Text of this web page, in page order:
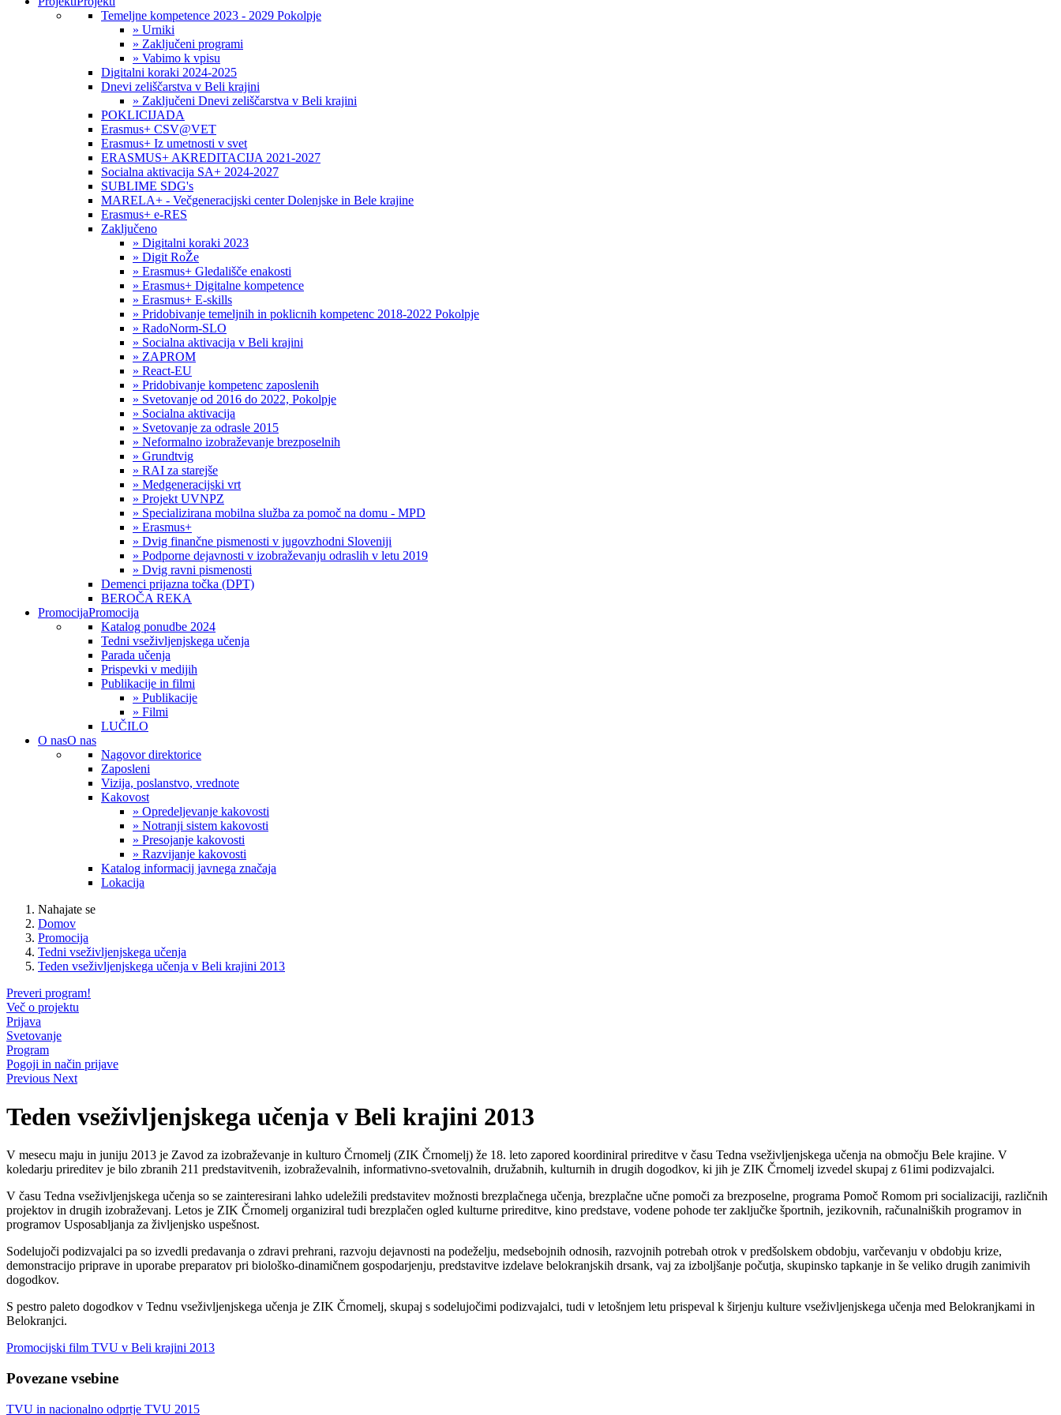
Temeljne kompetence 2023 - 2029 Pokolpje
» Urniki
» Zaključeni programi
» Vabimo k vpisu
Digitalni koraki 2024-2025
Dnevi zeliščarstva v Beli krajini
» Zaključeni Dnevi zeliščarstva v Beli krajini
POKLICIJADA
Erasmus+ CSV@VET
Erasmus+ Iz umetnosti v svet
ERASMUS+ AKREDITACIJA 2021-2027
Socialna aktivacija SA+ 2024-2027
SUBLIME SDG's
MARELA+ - Večgeneracijski center Dolenjske in Bele krajine
Erasmus+ e-RES
Zaključeno
» Digitalni koraki 2023
» Digit RoŽe
» Erasmus+ Gledališče enakosti
» Erasmus+ Digitalne kompetence
» Erasmus+ E-skills
» Pridobivanje temeljnih in poklicnih kompetenc 2018-2022 Pokolpje
» RadoNorm-SLO
» Socialna aktivacija v Beli krajini
» ZAPROM
» React-EU
» Pridobivanje kompetenc zaposlenih
» Svetovanje od 2016 do 2022, Pokolpje
» Socialna aktivacija
» Svetovanje za odrasle 2015
» Neformalno izobraževanje brezposelnih
» Grundtvig
» RAI za starejše
» Medgeneracijski vrt
» Projekt UVNPZ
» Specializirana mobilna služba za pomoč na domu - MPD
» Erasmus+
» Dvig finančne pismenosti v jugovzhodni Sloveniji
» Podporne dejavnosti v izobraževanju odraslih v letu 2019
» Dvig ravni pismenosti
Demenci prijazna točka (DPT)
BEROČA REKA
PromocijaPromocija
Katalog ponudbe 2024
Tedni vseživljenjskega učenja
Parada učenja
Prispevki v medijih
Publikacije in filmi
» Publikacije
» Filmi
LUČILO
O nasO nas
Nagovor direktorice
Zaposleni
Vizija, poslanstvo, vrednote
Kakovost
» Opredeljevanje kakovosti
» Notranji sistem kakovosti
» Presojanje kakovosti
» Razvijanje kakovosti
Katalog informacij javnega značaja
Lokacija
Nahajate se
Domov
Promocija
Tedni vseživljenjskega učenja
Teden vseživljenjskega učenja v Beli krajini 2013
Preveri program!
Več o projektu
Prijava
Svetovanje
Program
Pogoji in način prijave
Previous Next
Teden vseživljenjskega učenja v Beli krajini 2013
V mesecu maju in juniju 2013 je Zavod za izobraževanje in kulturo Črnomelj (ZIK Črnomelj) že 18. leto zapored koordiniral prireditve v času Tedna vseživljenjskega učenja na območju Bele krajine. V
koledarju prireditev je bilo zbranih 211 predstavitvenih, izobraževalnih, informativno-svetovalnih, družabnih, kulturnih in drugih dogodkov, ki jih je ZIK Črnomelj izvedel skupaj z 61imi podizvajalci.
V času Tedna vseživljenjskega učenja so se zainteresirani lahko udeležili predstavitev možnosti brezplačnega učenja, brezplačne učne pomoči za brezposelne, programa Pomoč Romom pri socializaciji, različnih
projektov in drugih izobraževanj. Letos je ZIK Črnomelj organiziral tudi brezplačen ogled kulturne prireditve, kino predstave, vodene pohode ter zaključke športnih, jezikovnih, računalniških programov in
programov Usposabljanja za življenjsko uspešnost.
Sodelujoči podizvajalci pa so izvedli predavanja o zdravi prehrani, razvoju dejavnosti na podeželju, medsebojnih odnosih, razvojnih potrebah otrok v predšolskem obdobju, varčevanju v obdobju krize,
demonstracijo priprave in uporabe preparatov pri biološko-dinamičnem gospodarjenju, predstavitve izdelave belokranjskih drsank, vaj za izboljšanje počutja, skupinsko tapkanje in še veliko drugih zanimivih
dogodkov.
S pestro paleto dogodkov v Tednu vseživljenjskega učenja je ZIK Črnomelj, skupaj s sodelujočimi podizvajalci, tudi v letošnjem letu prispeval k širjenju kulture vseživljenjskega učenja med Belokranjkami in
Belokranjci.
Promocijski film TVU v Beli krajini 2013
Povezane vsebine
TVU in nacionalno odprtje TVU 2015